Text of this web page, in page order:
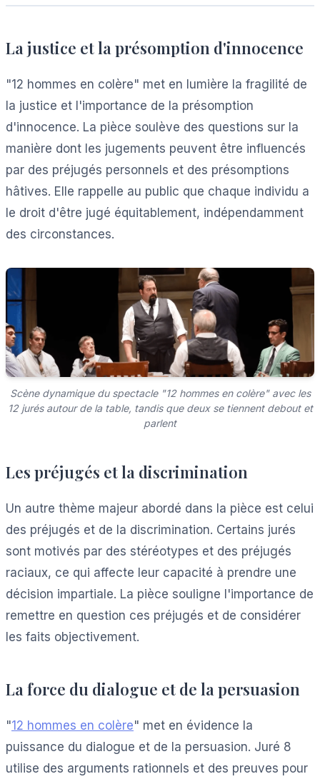
La justice et la présomption d'innocence
"12 hommes en colère" met en lumière la fragilité de
la justice et l'importance de la présomption
d'innocence. La pièce soulève des questions sur la
manière dont les jugements peuvent être influencés
par des préjugés personnels et des présomptions
hâtives. Elle rappelle au public que chaque individu a
le droit d'être jugé équitablement, indépendamment
des circonstances.
Scène dynamique du spectacle "12 hommes en colère" avec les
12 jurés autour de la table, tandis que deux se tiennent debout et
parlent
Les préjugés et la discrimination
Un autre thème majeur abordé dans la pièce est celui
des préjugés et de la discrimination. Certains jurés
sont motivés par des stéréotypes et des préjugés
raciaux, ce qui affecte leur capacité à prendre une
décision impartiale. La pièce souligne l'importance de
remettre en question ces préjugés et de considérer
les faits objectivement.
La force du dialogue et de la persuasion
"12 hommes en colère" met en évidence la
puissance du dialogue et de la persuasion. Juré 8
utilise des arguments rationnels et des preuves pour